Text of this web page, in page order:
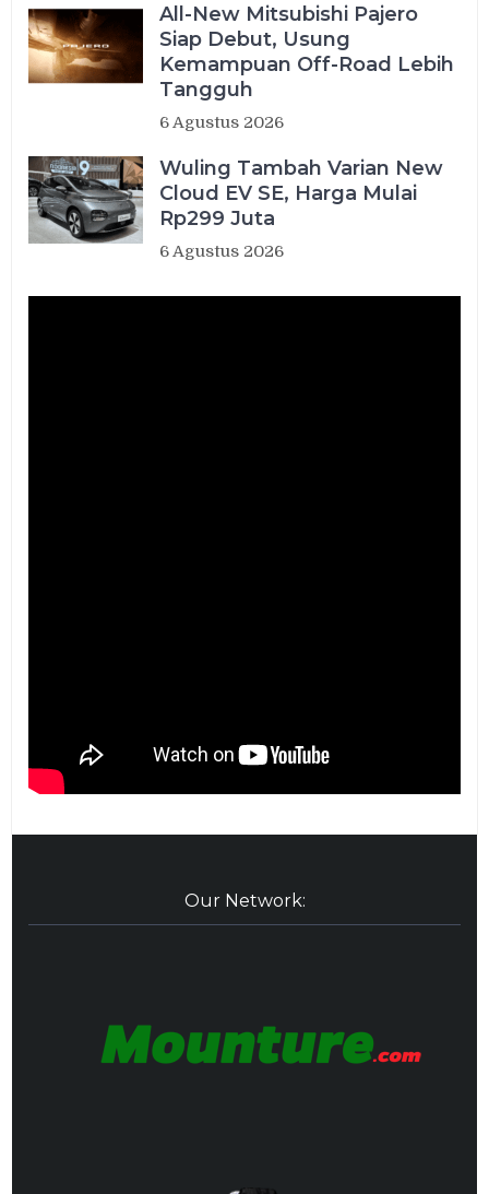
All-New Mitsubishi Pajero
Siap Debut, Usung
Kemampuan Off-Road Lebih
Tangguh
6 Agustus 2026
Wuling Tambah Varian New
Cloud EV SE, Harga Mulai
Rp299 Juta
6 Agustus 2026
Our Network: